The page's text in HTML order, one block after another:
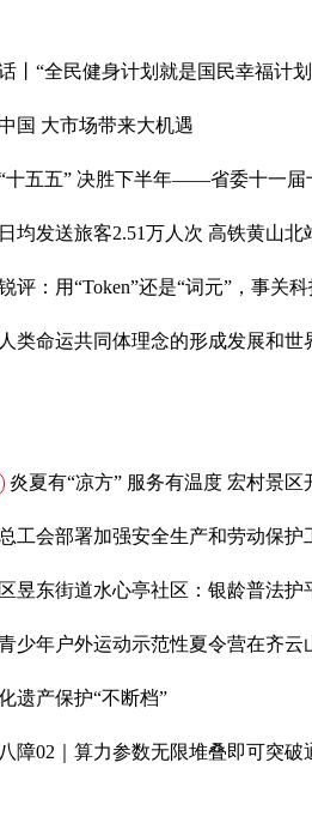
丨“全民健身计划就是国民幸福计
国 大市场带来大机遇
十五五” 决胜下半年——省委十一届
部中引发热烈反响
均发送旅客2.51万人次 高铁黄山北
评：用“Token”还是“词元”，事关
类命运共同体理念的形成发展和世
卷
炎夏有“凉方” 服务有温度 宏村景区
工会部署加强安全生产和劳动保护
昱东街道水心亭社区：银龄普法护
昱东街道水心亭社区联合昱东司法
少年户外运动示范性夏令营在齐云
遗产保护“不断档”
障02｜算力参数无限堆叠即可突破